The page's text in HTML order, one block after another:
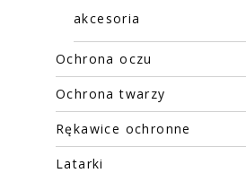
akcesoria
Ochrona oczu
Ochrona twarzy
Rękawice ochronne
Latarki